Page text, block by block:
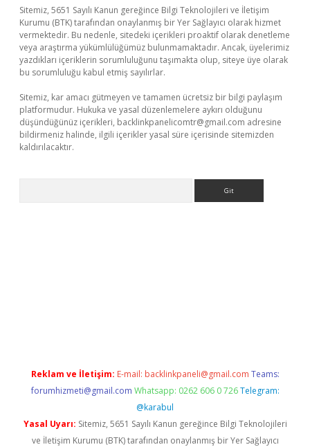
Sitemiz, 5651 Sayılı Kanun gereğince Bilgi Teknolojileri ve İletişim
Kurumu (BTK) tarafından onaylanmış bir Yer Sağlayıcı olarak hizmet
vermektedir. Bu nedenle, sitedeki içerikleri proaktif olarak denetleme
veya araştırma yükümlülüğümüz bulunmamaktadır. Ancak, üyelerimiz
yazdıkları içeriklerin sorumluluğunu taşımakta olup, siteye üye olarak
bu sorumluluğu kabul etmiş sayılırlar.
Sitemiz, kar amacı gütmeyen ve tamamen ücretsiz bir bilgi paylaşım
platformudur. Hukuka ve yasal düzenlemelere aykırı olduğunu
düşündüğünüz içerikleri, backlinkpanelicomtr@gmail.com adresine
bildirmeniz halinde, ilgili içerikler yasal süre içerisinde sitemizden
kaldırılacaktır.
Reklam ve İletişim: E-mail: backlinkpaneli@gmail.com Teams:
forumhizmeti@gmail.com Whatsapp: 0262 606 0 726 Telegram:
@karabul
Yasal Uyarı: Sitemiz, 5651 Sayılı Kanun gereğince Bilgi Teknolojileri
ve İletişim Kurumu (BTK) tarafından onaylanmış bir Yer Sağlayıcı